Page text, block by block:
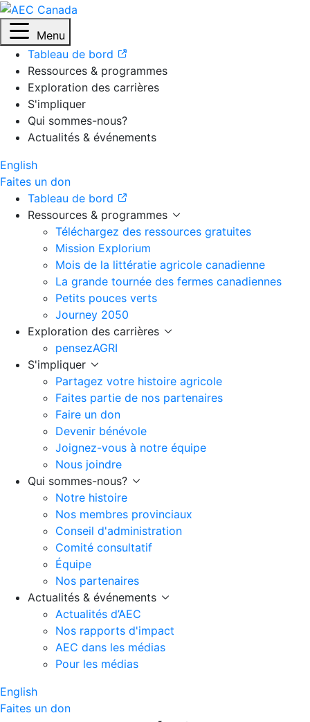
Menu
Tableau de bord
Ressources & programmes
Exploration des carrières
S'impliquer
Qui sommes-nous?
Actualités & événements
English
Faites un don
Tableau de bord
Ressources & programmes
Téléchargez des ressources gratuites
Mission Explorium
Mois de la littératie agricole canadienne
La grande tournée des fermes canadiennes
Petits pouces verts
Journey 2050
Exploration des carrières
pensezAGRI
S'impliquer
Partagez votre histoire agricole
Faites partie de nos partenaires
Faire un don
Devenir bénévole
Joignez-vous à notre équipe
Nous joindre
Qui sommes-nous?
Notre histoire
Nos membres provinciaux
Conseil d'administration
Comité consultatif
Équipe
Nos partenaires
Actualités & événements
Actualités d’AEC
Nos rapports d'impact
AEC dans les médias
Pour les médias
English
Faites un don